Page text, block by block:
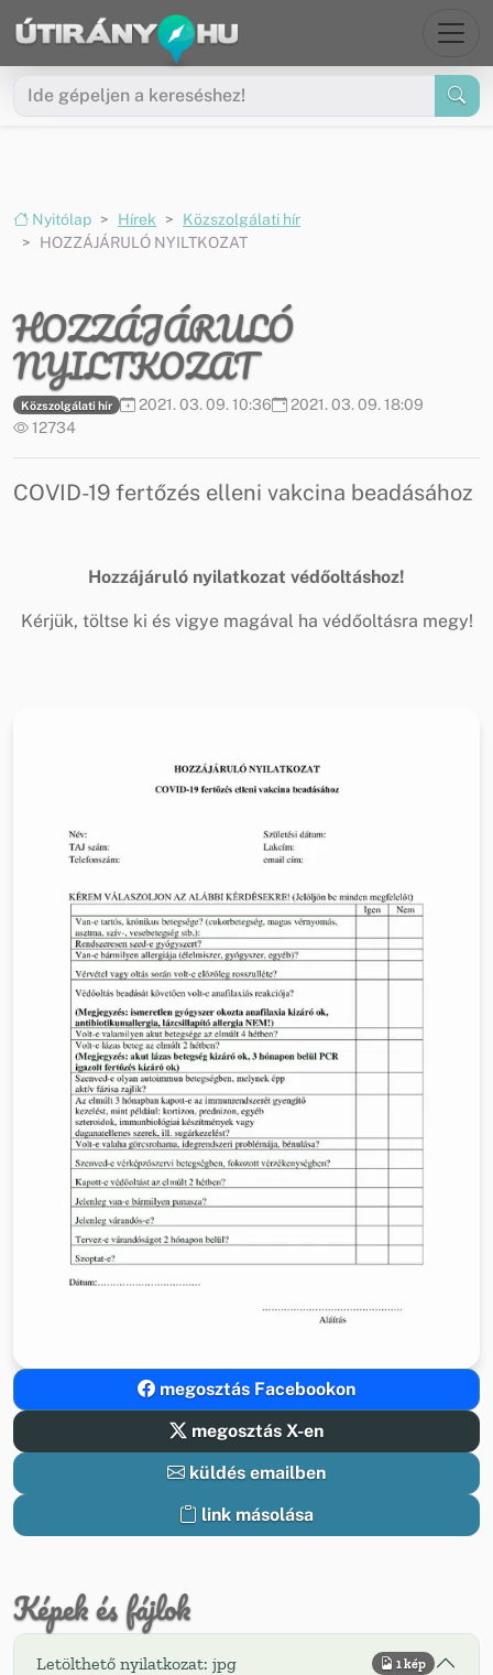
Ugrás a menüre
Ugrás a tartalomra
Nyitólap Hírek
Közszolgálati hír
HOZZÁJÁRULÓ NYILTKOZAT
HOZZÁJÁRULÓ
NYILTKOZAT
Közszolgálati hír 2021. 03. 09. 10:36
2021. 03. 09. 18:09
12734
COVID-19 fertőzés elleni vakcina beadásához
Hozzájáruló nyilatkozat védőoltáshoz!
Kérjük, töltse ki és vigye magával ha védőoltásra megy!
megosztás Facebookon
megosztás X-en
küldés emailben
link másolása
Képek és fájlok
Letölthető nyilatkozat: jpg 1 kép